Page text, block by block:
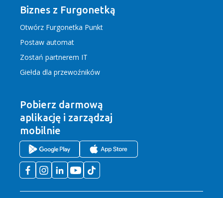
Biznes z Furgonetką
Otwórz Furgonetka Punkt
Postaw automat
Zostań partnerem IT
Giełda dla przewoźników
Pobierz darmową
aplikację i zarządzaj
mobilnie